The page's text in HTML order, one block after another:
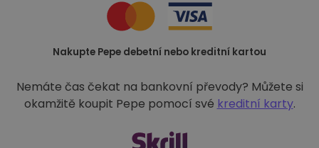
Nakupte Pepe debetní nebo kreditní kartou
Nemáte čas čekat na bankovní převody? Můžete si
okamžitě koupit Pepe pomocí své kreditní karty.